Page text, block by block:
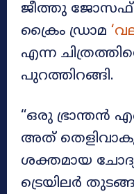
ജീത്തു ജോസഫ്
ക്രൈം ഡ്രാമ
എന്ന
പുറത്തിറങ്ങി.
“ഒരു ഭ്രാന്തൻ
അത്
ശക്തമായ
ട്രെയിലർ